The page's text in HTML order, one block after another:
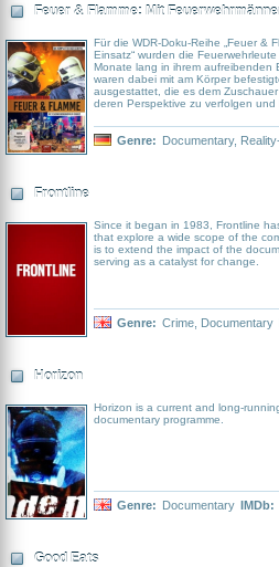
Feuer & Flamme: Mit
Für die WDR-Doku-Reihe „Feuer &
Einsatz“ wurden die
Monate lang in ihrem aufreibenden
waren dabei mit am Körper
ausgestattet, die es dem
deren Perspektive zu verfolgen und
Genre: Documentary,
Frontline
Since it began in 1983, Frontline
that explore a wide scope of the
is to extend the impact of the
serving as a catalyst for change.
Genre: Crime Documentary
Horizon
Horizon is a current and long-
documentary programme.
Genre: Documentary IMDb:
Good Eats